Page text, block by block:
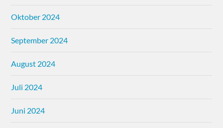
Oktober 2024
September 2024
August 2024
Juli 2024
Juni 2024